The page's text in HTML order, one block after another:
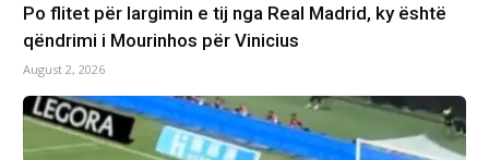
Po flitet për largimin e tij nga Real Madrid, ky është
qëndrimi i Mourinhos për Vinicius
August 2, 2026